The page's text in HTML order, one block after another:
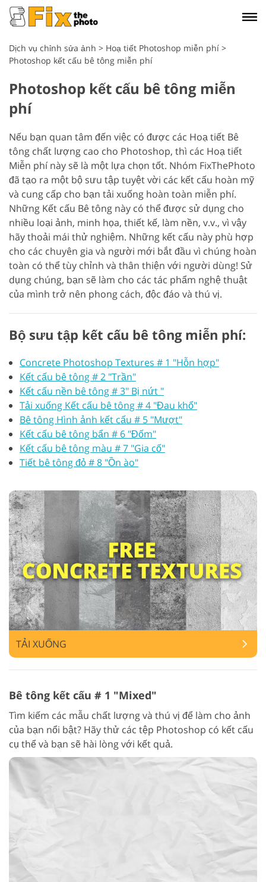
Dịch vụ chỉnh sửa ảnh > Hoạ tiết Photoshop miễn phí >
Photoshop kết cấu bê tông miễn phí
Photoshop kết cấu bê tông miễn
phí
Nếu bạn quan tâm đến việc có được các Hoạ tiết Bê
tông chất lượng cao cho Photoshop, thì các Hoạ tiết
Miễn phí này sẽ là một lựa chọn tốt. Nhóm FixThePhoto
đã tạo ra một bộ sưu tập tuyệt vời các kết cấu hoàn mỹ
và cung cấp cho bạn tải xuống hoàn toàn miễn phí.
Những Kết cấu Bê tông này có thể được sử dụng cho
nhiều loại ảnh, minh họa, thiết kế, làm nền, v.v., vì vậy
hãy thoải mái thử nghiệm. Những kết cấu này phù hợp
cho các chuyên gia và người mới bắt đầu vì chúng hoàn
toàn có thể tùy chỉnh và thân thiện với người dùng! Sử
dụng chúng, bạn sẽ làm cho các tác phẩm nghệ thuật
của mình trở nên phong cách, độc đáo và thú vị.
Bộ sưu tập kết cấu bê tông miễn phí:
Concrete Photoshop Textures # 1 "Hỗn hợp"
Kết cấu bê tông # 2 "Trần"
Kết cấu nền bê tông # 3" Bị nứt "
Tải xuống Kết cấu bê tông # 4 "Đau khổ"
Bê tông Hình ảnh kết cấu # 5 "Mượt"
Kết cấu bê tông bẩn # 6 "Đốm"
Kết cấu bê tông màu # 7 "Gia cố"
Tiết bê tông đỏ # 8 "Ồn ào"
TẢI XUỐNG
Bê tông kết cấu # 1 "Mixed"
Tìm kiếm các mẫu chất lượng và thú vị để làm cho ảnh
của bạn nổi bật? Hãy thử các tệp Photoshop có kết cấu
cụ thể và bạn sẽ hài lòng với kết quả.